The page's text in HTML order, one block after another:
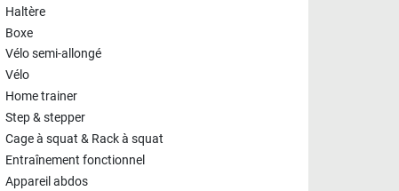
Haltère
Boxe
Vélo semi-allongé
Vélo
Home trainer
Step & stepper
Cage à squat & Rack à squat
Entraînement fonctionnel
Appareil abdos